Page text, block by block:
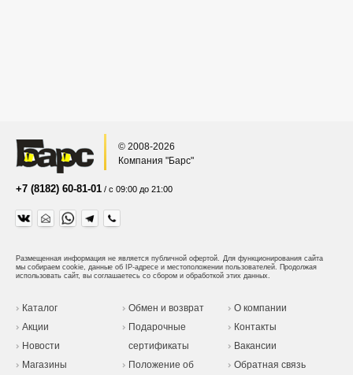
© 2008-2026
Компания "Барс"
+7 (8182) 60-81-01 / с 09:00 до 21:00
Размещенная информация не является публичной офертой. Для функционирования сайта
мы собираем cookie, данные об IP-адресе и местоположении пользователей. Продолжая
использовать сайт, вы соглашаетесь со сбором и обработкой этих данных.
Каталог
Акции
Новости
Магазины
Обмен и возврат
Подарочные
сертификаты
Положение об
О компании
Контакты
Вакансии
Обратная связь